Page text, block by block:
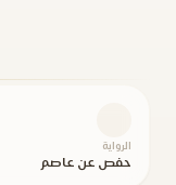
الرواية
حفص عن عاصم